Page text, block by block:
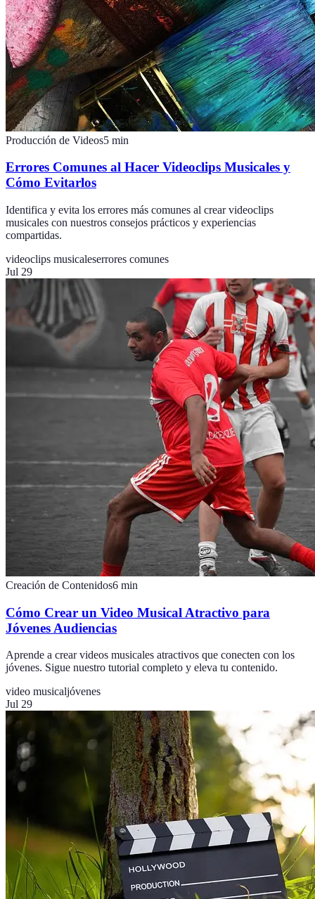
Producción de Videos5 min
Errores Comunes al Hacer Videoclips Musicales y
Cómo Evitarlos
Identifica y evita los errores más comunes al crear videoclips
musicales con nuestros consejos prácticos y experiencias
compartidas.
videoclips musicaleserrores comunes
Jul 29
Creación de Contenidos6 min
Cómo Crear un Video Musical Atractivo para
Jóvenes Audiencias
Aprende a crear videos musicales atractivos que conecten con los
jóvenes. Sigue nuestro tutorial completo y eleva tu contenido.
video musicaljóvenes
Jul 29